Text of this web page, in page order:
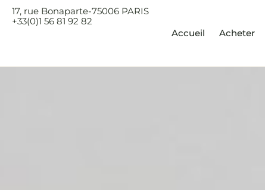
Accueil Acheter
17, rue Bonaparte-75006 PARIS
+33(0)1 56 81 92 82
Accueil
Acheter